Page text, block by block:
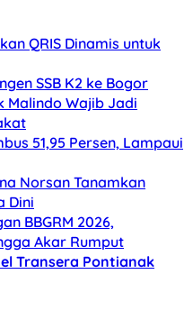
QRIS Dinamis untuk
SSB K2 ke Bogor
Malindo Wajib Jadi
51,95 Persen, Lampaui
Norsan Tanamkan
Dini
BBGRM 2026,
Akar Rumput
Transera Pontianak